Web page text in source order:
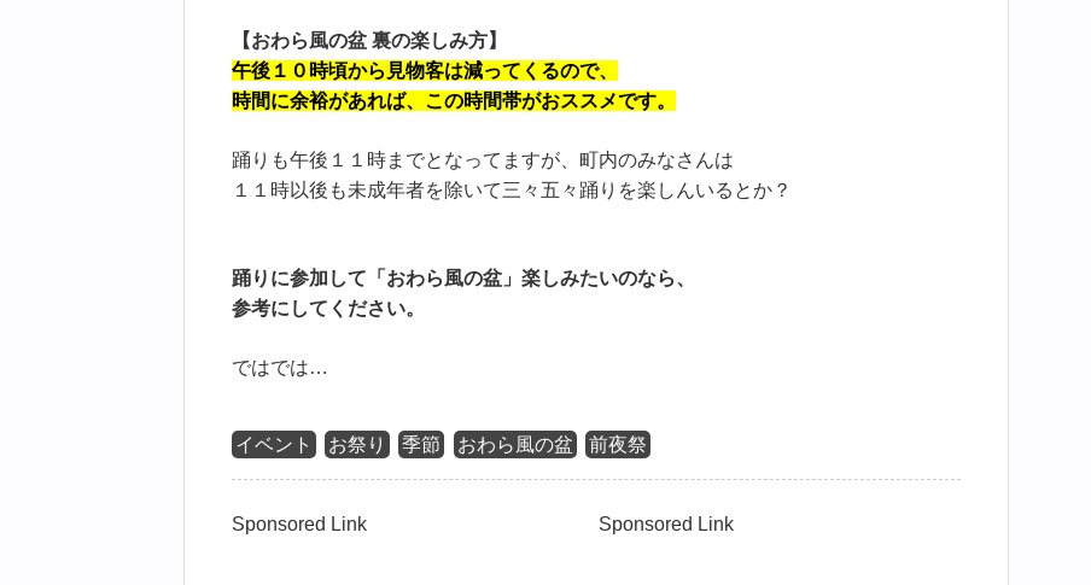
【おわら風の盆 裏の楽しみ方】
午後１０時頃から見物客は減ってくるので、
時間に余裕があれば、この時間帯がおススメです。
踊りも午後１１時までとなってますが、町内のみなさんは
１１時以後も未成年者を除いて三々五々踊りを楽しんいるとか？
踊りに参加して「おわら風の盆」楽しみたいのなら、
参考にしてください。
ではでは…
イベント お祭り 季節 おわら風の盆 前夜祭
Sponsored Link Sponsored Link